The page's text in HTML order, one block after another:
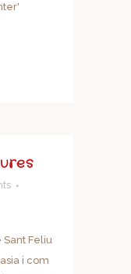
Sant Feliu
i com